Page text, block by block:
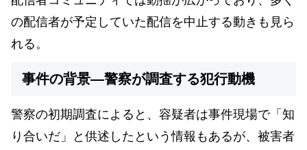
の配信者が予定していた配信を中止する動きも見ら
れる。
事件の背景—警察が調査する犯行動機
警察の初期調査によると、容疑者は事件現場で「知
り合いだ」と供述したという情報もあるが、被害者